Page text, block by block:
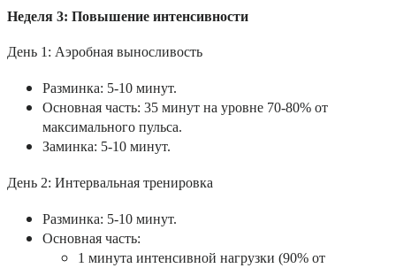
Неделя 3: Повышение интенсивности
День 1: Аэробная выносливость
Разминка: 5-10 минут.
Основная часть: 35 минут на уровне 70-80% от
максимального пульса.
Заминка: 5-10 минут.
День 2: Интервальная тренировка
Разминка: 5-10 минут.
Основная часть:
1 минута интенсивной нагрузки (90% от